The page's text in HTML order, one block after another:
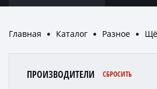
Главная ● Каталог ● Разное ●
ПРОИЗВОДИТЕЛИ СБРОСИТЬ